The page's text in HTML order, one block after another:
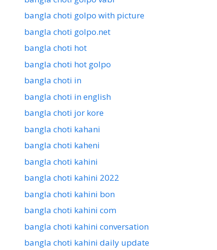
bangla choti golpo with picture
bangla choti golpo.net
bangla choti hot
bangla choti hot golpo
bangla choti in
bangla choti in english
bangla choti jor kore
bangla choti kahani
bangla choti kaheni
bangla choti kahini
bangla choti kahini 2022
bangla choti kahini bon
bangla choti kahini com
bangla choti kahini conversation
bangla choti kahini daily update